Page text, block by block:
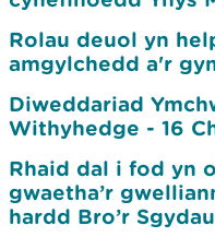
Rolau deuol yn
amgylchedd a'r
Diweddariad
Withyhedge - 16
Rhaid dal i fod yn
gwaetha’r
hardd Bro’r Sgydau